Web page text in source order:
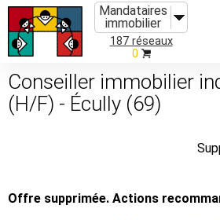
Mandataires
immobilier
187 réseaux
0
Conseiller immobilier
(H/F) - Écully (69)
Offre supprimée. Actions